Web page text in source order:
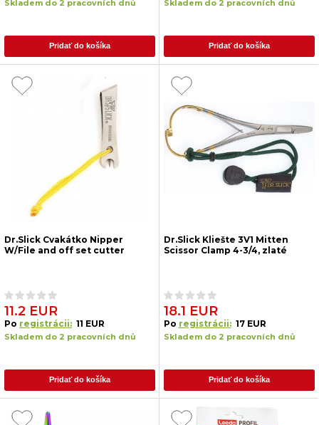
Skladem do 2 pracovních dnů
Pridať do košíka
Skladem do 2 pracovních dnů
Pridať do košíka
Dr.Slick Cvakátko Nipper
W/File and off set cutter
11.2 EUR
Po registrácii: 11 EUR
Skladem do 2 pracovních dnů
Pridať do košíka
Dr.Slick Kliešte 3V1 Mitten
Scissor Clamp 4-3/4, zlaté
18.1 EUR
Po registrácii: 17 EUR
Skladem do 2 pracovních dnů
Pridať do košíka